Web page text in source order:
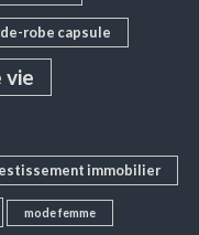
robe capsule
vie
immobilier
mode femme